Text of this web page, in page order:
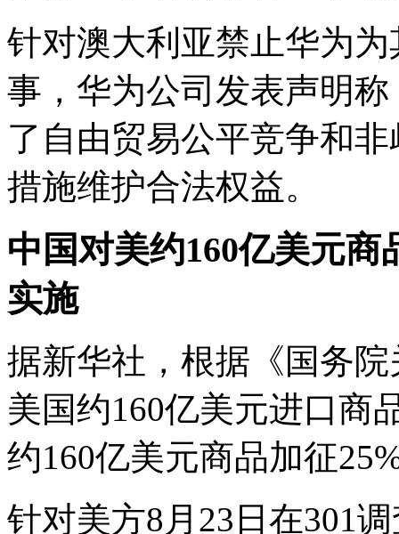
针对澳大利亚禁止华为
事，华为公司发表声明
了自由贸易公平竞争和
措施维护合法权益。
中国对美约160亿美元商
实施
据新华社，根据《国务
美国约160亿美元进口商
约160亿美元商品加征
针对美方8月23日在301